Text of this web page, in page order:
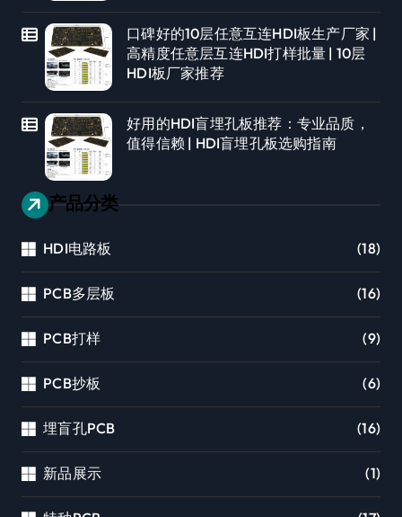
口碑好的10层任意互连HDI板生产厂家 |
高精度任意层互连HDI打样批量 | 10层
HDI板厂家推荐
好用的HDI盲埋孔板推荐：专业品质，
值得信赖 | HDI盲埋孔板选购指南
产品分类
HDI电路板 (18)
PCB多层板 (16)
PCB打样 (9)
PCB抄板 (6)
埋盲孔PCB (16)
新品展示 (1)